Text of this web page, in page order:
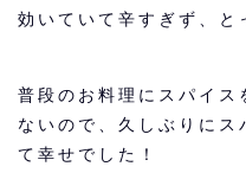
効いていて辛すぎず、と
普段のお料理にスパイス
ないので、久しぶりにス
て幸せでした！